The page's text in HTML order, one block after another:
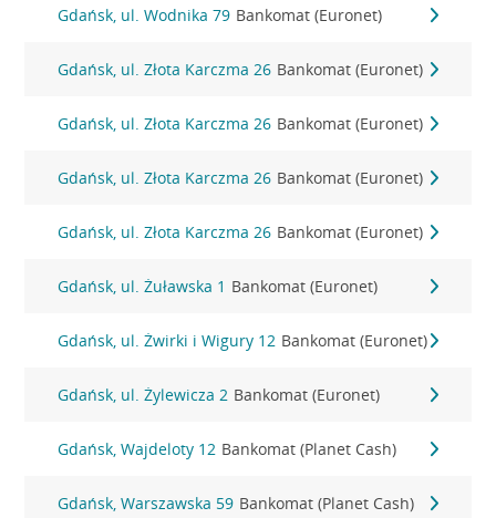
Gdańsk, ul. Wodnika 79 Bankomat (Euronet)
Gdańsk, ul. Złota Karczma 26 Bankomat (Euronet)
Gdańsk, ul. Złota Karczma 26 Bankomat (Euronet)
Gdańsk, ul. Złota Karczma 26 Bankomat (Euronet)
Gdańsk, ul. Złota Karczma 26 Bankomat (Euronet)
Gdańsk, ul. Żuławska 1 Bankomat (Euronet)
Gdańsk, ul. Żwirki i Wigury 12 Bankomat (Euronet)
Gdańsk, ul. Żylewicza 2 Bankomat (Euronet)
Gdańsk, Wajdeloty 12 Bankomat (Planet Cash)
Gdańsk, Warszawska 59 Bankomat (Planet Cash)